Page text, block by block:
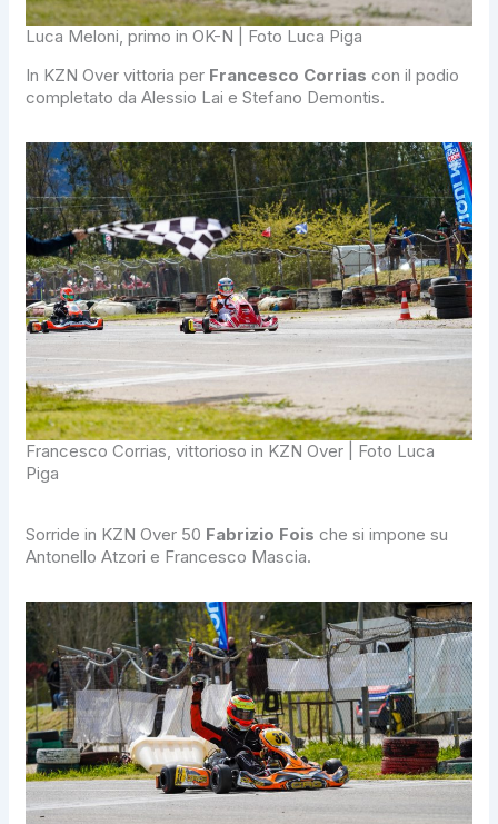
Luca Meloni, primo in OK-N | Foto Luca Piga
In KZN Over vittoria per Francesco Corriascon il podio
completato da Alessio Lai e Stefano Demontis.
Francesco Corrias, vittorioso in KZN Over | Foto Luca
Piga
Sorride in KZN Over 50 Fabrizio Fois che si impone su
Antonello Atzori e Francesco Mascia.